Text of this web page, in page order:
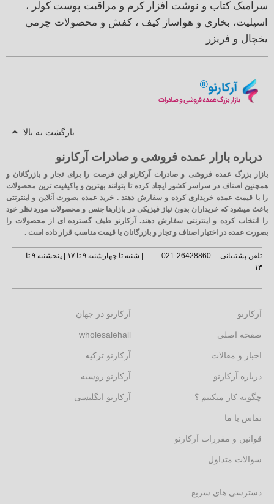
سرامیک کتاب و نوشت افزار کرم و مراقبت پوست کولر ،
اسپلیت، بخاری و هواساز کیف ، کفش و محصولات چرمی
یخچال و فریزر
بازگشت به بالا
درباره بازار عمده فروشی و صادرات آرکارنو
بازار بزرگ عمده فروشی و صادرات آرکارنو این فرصت را برای تجار و بازرگانان و
همچنین اصناف در سراسر کشور ایجاد کرده تا بتوانند بهترین و باکیفیت ترین محصولات
را با قیمت عمده خریداری کرده و سفارش دهند . خرید عمده بصورت آنلاین و اینترنتی
باعث میشود که خریداران بدون نیاز فیزیکی در بازارها جنس و محصولات مورد نظر خود
را انتخاب کرده و اینترنتی سفارش دهند. آرکارنو طیف گسترده ای از محصولات را
بصورت عمده در اختیار اصناف و تجار و بازرگانان با قیمت مناسب قرار داده است .
تلفن پشتیبانی 26428860-021
| شنبه تا چهارشنبه ۹ تا ۱۷ | پنجشنبه ۹ تا
۱۳
آرکارنو
صفحه اصلی
اخبار و مقالات
درباره آرکارنو
چگونه کار میکنیم ؟
تماس با ما
قوانین و مقررات آرکارنو
سوالات متداول
آرکارنو در جهان
wholesalehall
آرکارنو ترکیه
آرکارنو روسیه
آرکارنو انگلیسی
دسترسی های سریع